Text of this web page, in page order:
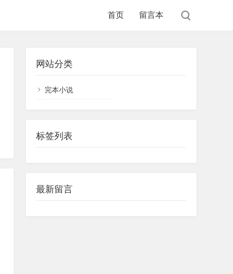
首页 留言本
网站分类
完本小说
标签列表
最新留言